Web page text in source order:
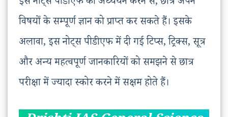
विषयों के सम्पूर्ण ज्ञान को प्राप्त कर सकते हैं। इसके
अलावा, इस नोट्स पीडीएफ में दी गई टिप्स, ट्रिक्स, सूत्र
और अन्य महत्वपूर्ण जानकारियों को समझने से छात्र
परीक्षा में ज्यादा स्कोर करने में सक्षम होते हैं।